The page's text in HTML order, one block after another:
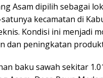
Asam dipilih sebagai
kecamatan di
Kondisi ini menjadi
dan peningkatan
baku sawah sekitar